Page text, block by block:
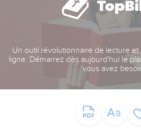
Un outil révolutionnaire de lecture
ligne. Démarrez dès aujourd'hui le
vous avez